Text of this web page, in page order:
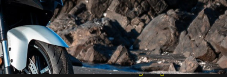
350X
PVPR4.987€
4.587€
Seguro gratis*